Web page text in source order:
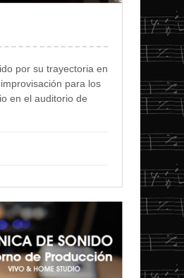
por su trayectoria en
para los
en el auditorio de